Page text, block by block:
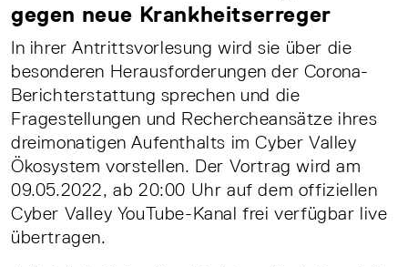
gegen neue Krankheitserreger
In ihrer Antrittsvorlesung wird sie über die
besonderen Herausforderungen der Corona-
Berichterstattung sprechen und die
Fragestellungen und Rechercheansätze ihres
dreimonatigen Aufenthalts im Cyber Valley
Ökosystem vorstellen. Der Vortrag wird am
09.05.2022, ab 20:00 Uhr auf dem offiziellen
Cyber Valley YouTube-Kanal frei verfügbar live
übertragen.